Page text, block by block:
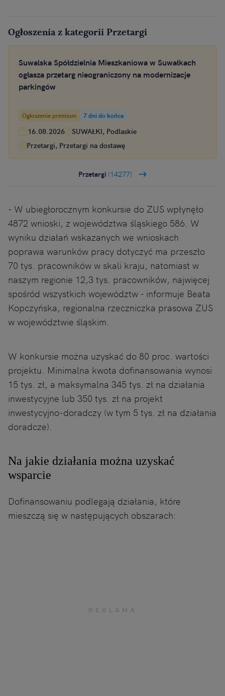
Ogłoszenia z kategorii Przetargi
Suwalska Spółdzielnia Mieszkaniowa w Suwałkach
ogłasza przetarg nieograniczony na modernizacje
parkingów
Ogłoszenie premium 7 dni do końca
16.08.2026
SUWAŁKI, Podlaskie
Przetargi, Przetargi na dostawę
Przetargi (14277)
- W ubiegłorocznym konkursie do ZUS wpłynęło
4872 wnioski, z województwa śląskiego 586. W
wyniku działań wskazanych we wnioskach
poprawa warunków pracy dotyczyć ma przeszło
70 tys. pracowników w skali kraju, natomiast w
naszym regionie 12,3 tys. pracowników, najwięcej
spośród wszystkich województw - informuje Beata
Kopczyńska, regionalna rzeczniczka prasowa ZUS
w województwie śląskim.
W konkursie można uzyskać do 80 proc. wartości
projektu. Minimalna kwota dofinansowania wynosi
15 tys. zł, a maksymalna 345 tys. zł na działania
inwestycyjne lub 350 tys. zł na projekt
inwestycyjno-doradczy (w tym 5 tys. zł na działania
doradcze).
Na jakie działania można uzyskać
wsparcie
Dofinansowaniu podlegają działania, które
mieszczą się w następujących obszarach: